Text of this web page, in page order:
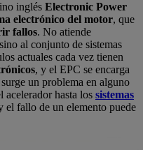
inglés Electronic Power
electrónico del motor, que
fallos. No atiende
al conjunto de sistemas
actuales cada vez tienen
, y el EPC se encarga
un problema en alguno
acelerador hasta los sistemas
el fallo de un elemento puede